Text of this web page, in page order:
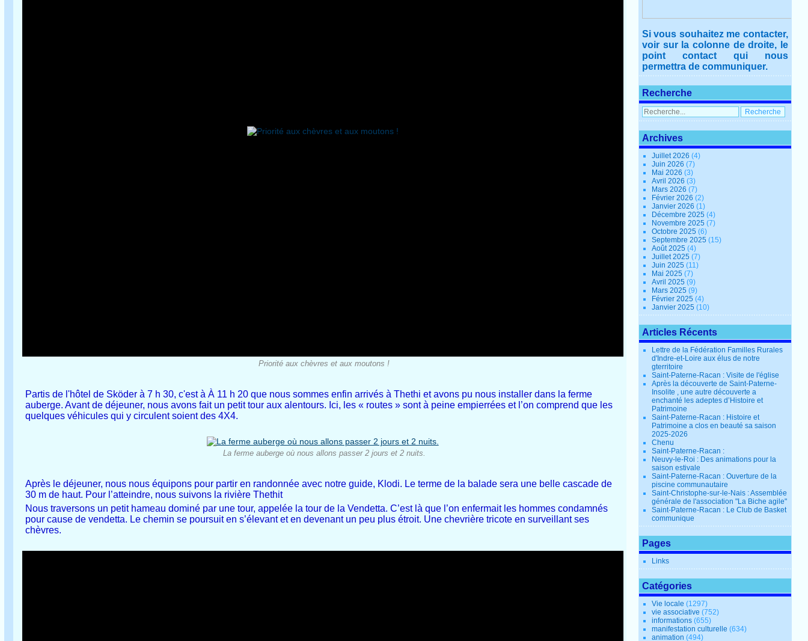
Priorité aux chèvres et aux moutons !
Partis de l'hôtel de Sköder à 7 h 30, c'est à À 11 h 20 que nous sommes enfin arrivés à Thethi et avons pu nous installer dans la ferme
auberge. Avant de déjeuner, nous avons fait un petit tour aux alentours. Ici, les « routes » sont à peine empierrées et l’on comprend que les
quelques véhicules qui y circulent soient des 4X4.
La ferme auberge où nous allons passer 2 jours et 2 nuits.
Après le déjeuner, nous nous équipons pour partir en randonnée avec notre guide, Klodi. Le terme de la balade sera une belle cascade de
30 m de haut. Pour l’atteindre, nous suivons la rivière Thethit
Nous traversons un petit hameau dominé par une tour, appelée la tour de la Vendetta. C’est là que l’on enfermait les hommes condamnés
pour cause de vendetta. Le chemin se poursuit en s’élevant et en devenant un peu plus étroit. Une chevrière tricote en surveillant ses
chèvres.
Si vous souhaitez me contacter,
voir sur la colonne de droite, le
point contact qui nous
permettra de communiquer.
Recherche
Archives
Juillet 2026(4)
Juin 2026(7)
Mai 2026(3)
Avril 2026(3)
Mars 2026(7)
Février 2026(2)
Janvier 2026(1)
Décembre 2025(4)
Novembre 2025(7)
Octobre 2025(6)
Septembre 2025(15)
Août 2025(4)
Juillet 2025(7)
Juin 2025(11)
Mai 2025(7)
Avril 2025(9)
Mars 2025(9)
Février 2025(4)
Janvier 2025(10)
Articles Récents
Lettre de la Fédération Familles Rurales
d'Indre-et-Loire aux élus de notre
gterritoire
Saint-Paterne-Racan : Visite de l'église
Après la découverte de Saint-Paterne-
Insolite , une autre découverte a
enchanté les adeptes d’Histoire et
Patrimoine
Saint-Paterne-Racan : Histoire et
Patrimoine a clos en beauté sa saison
2025-2026
Chenu
Saint-Paterne-Racan :
Neuvy-le-Roi : Des animations pour la
saison estivale
Saint-Paterne-Racan : Ouverture de la
piscine communautaire
Saint-Christophe-sur-le-Nais : Assemblée
générale de l'association "La Biche agile"
Saint-Paterne-Racan : Le Club de Basket
communique
Pages
Links
Catégories
Vie locale (1297)
vie associative (752)
informations (655)
manifestation culturelle (634)
animation (494)